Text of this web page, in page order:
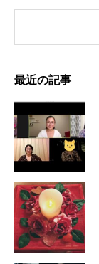
最近の記事